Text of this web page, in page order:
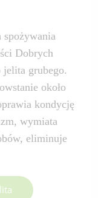
Dobrych
grubego.
około
kondycję
wymiata
eliminuje